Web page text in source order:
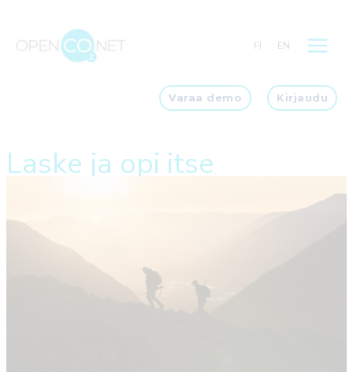
sisältöön
FI EN
Varaa demo Kirjaudu
Laske ja opi itse